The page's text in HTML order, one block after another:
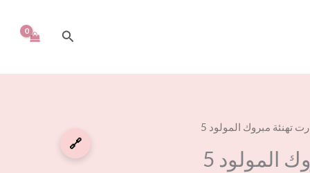
البحث
🔗
تهنئة مبروك المولود 5
المولود 5